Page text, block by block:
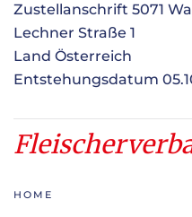
Zustellanschrift 5071
Lechner Straße 1
Land Österreich
Entstehungsdatum
HOME